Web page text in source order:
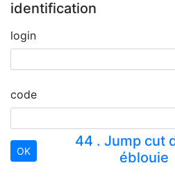
identification
login
code
44 . Jump cut
éblouie